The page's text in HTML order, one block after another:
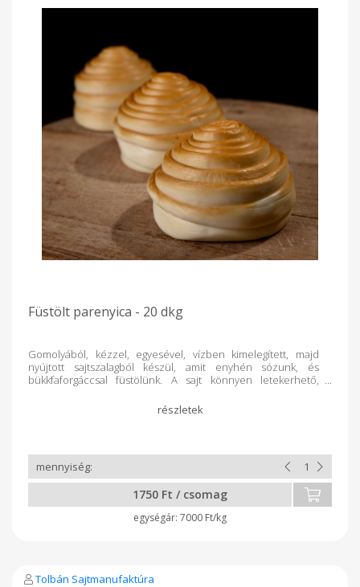
Füstölt parenyica - 20 dkg
Gomolyából, kézzel, egyesével, vízben kimelegített, majd
nyújtott sajtszalagból készül, amit enyhén sózunk, és
bükkfaforgáccsal füstölünk. A sajt könnyen letekerhető,
1750 Ft / csomag
7000 Ft/kg
Tolbán Sajtmanufaktúra